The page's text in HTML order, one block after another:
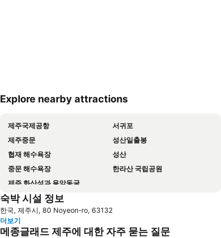
Explore nearby attractions
제주국제공항
서귀포
제주중문
성산일출봉
협재 해수욕장
성산
중문 해수욕장
한라산 국립공원
제주 화산섬과 용암동굴
숙박 시설 정보
한국, 제주시, 80 Noyeon-ro, 63132
더보기
메종글래드 제주에 대한 자주 묻는 질문